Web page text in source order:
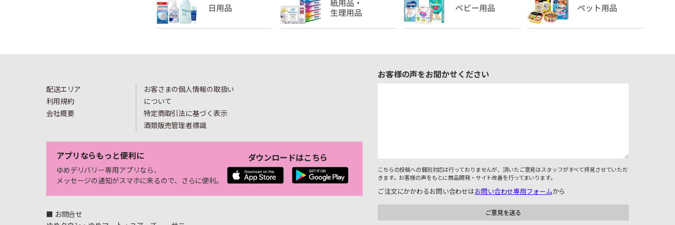
配送エリア
利用規約
会社概要
お客さまの個人情報の取扱い
について
特定商取引法に基づく表示
酒類販売管理者標識
アプリならもっと便利に
ゆめデリバリー専用アプリなら、
メッセージの通知がスマホに来るので、さらに便利。
ダウンロードはこちら
■ お問合せ
お客様の声をお聞かせください
こちらの投稿への個別対応は行っておりませんが、頂いたご意見はスタッフがすべて拝見させていただ
きます。お客様の声をもとに商品開発・サイト改善を行ってまいります。
ご注文にかかわるお問い合わせはお問い合わせ専用フォームから